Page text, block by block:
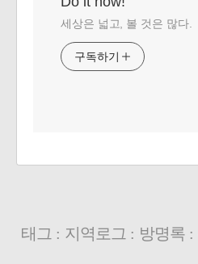
세상은 넓고, 볼 것은 많다.
구독하기
태그 : 지역로그 : 방명록: